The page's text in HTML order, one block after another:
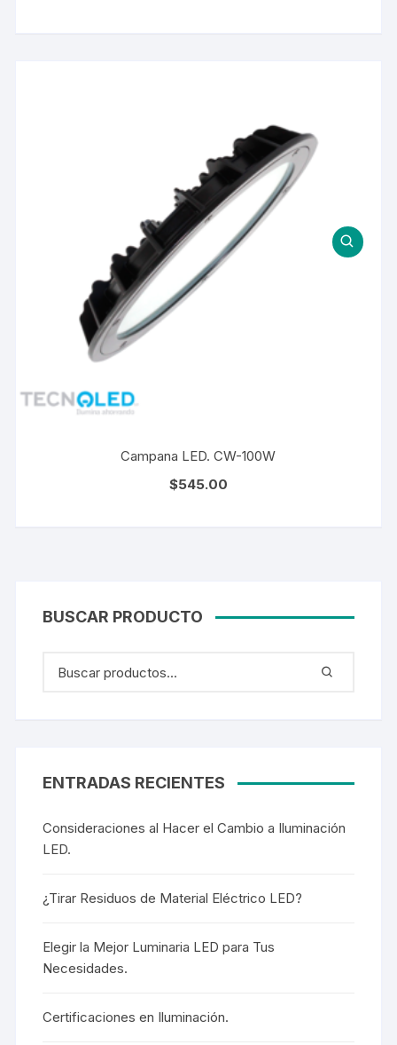
Campana LED. CW-100W
$545.00
BUSCAR PRODUCTO
ENTRADAS RECIENTES
Consideraciones al Hacer el Cambio a Iluminación
LED.
¿Tirar Residuos de Material Eléctrico LED?
Elegir la Mejor Luminaria LED para Tus
Necesidades.
Certificaciones en Iluminación.